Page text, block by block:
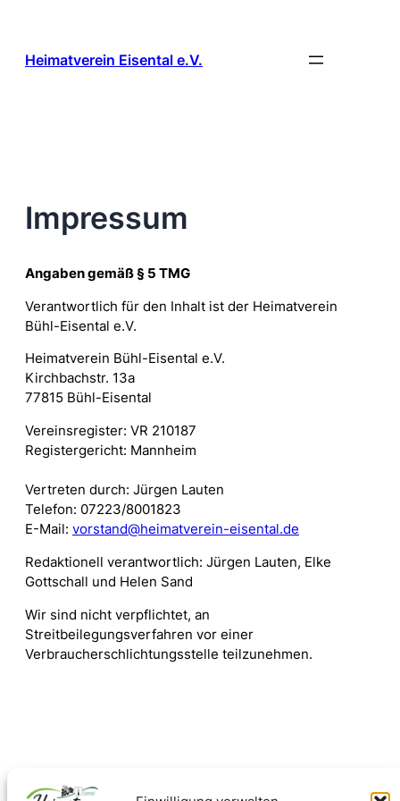
springen
Heimatverein Eisental e.V.
Impressum
Angaben gemäß § 5 TMG
Verantwortlich für den Inhalt ist der Heimatverein
Bühl-Eisental e.V.
Heimatverein Bühl-Eisental e.V.
Kirchbachstr. 13a
77815 Bühl-Eisental
Vereinsregister: VR 210187
Registergericht: Mannheim
Vertreten durch: Jürgen Lauten
Telefon: 07223/8001823
E-Mail: vorstand@heimatverein-eisental.de
Redaktionell verantwortlich: Jürgen Lauten, Elke
Gottschall und Helen Sand
Wir sind nicht verpflichtet, an
Streitbeilegungsverfahren vor einer
Verbraucherschlichtungsstelle teilzunehmen.